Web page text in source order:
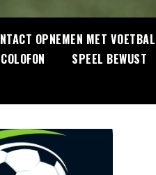
OPNEMEN MET
COLOFON SPEEL BEWUST